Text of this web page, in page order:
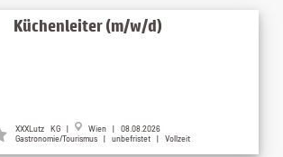
Küchenleiter (m/w/d)
XXXLutz KG | Wien | 08.08.2026
Gastronomie/Tourismus | unbefristet | Vollzeit